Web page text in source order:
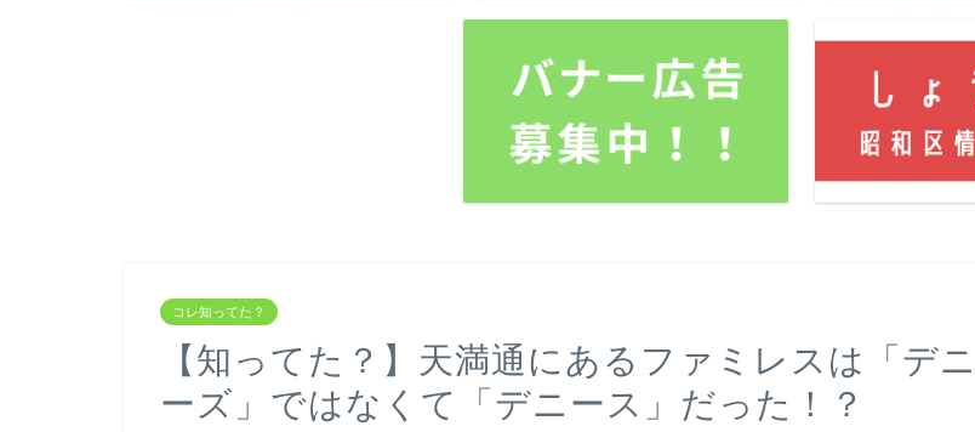
コレ知ってた？
【知ってた？】天満通にあるファミレスは「デニ
ーズ」ではなくて「デニース」だった！？